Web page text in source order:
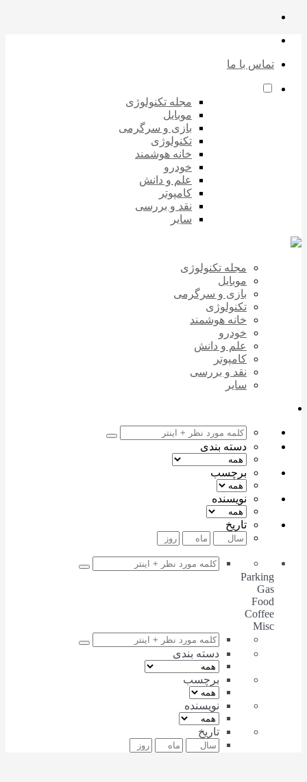
تماس با ما
مجله تکنولوژی
موبایل
بازی و سرگرمی
تکنولوژی
خانه هوشمند
خودرو
علم و دانش
کامپوتر
نقد و بررسی
سایر
مجله تکنولوژی
موبایل
بازی و سرگرمی
تکنولوژی
خانه هوشمند
خودرو
علم و دانش
کامپوتر
نقد و بررسی
سایر
دسته بندی
برچسب
نویسنده
تاریخ
Parking
Coffee
دسته بندی
برچسب
نویسنده
تاریخ